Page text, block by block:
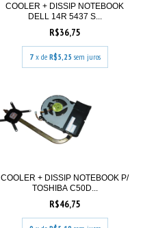
COOLER + DISSIP NOTEBOOK
DELL 14R 5437 S...
R$36,75
7 x de R$5,25 sem juros
COOLER + DISSIP NOTEBOOK P/
TOSHIBA C50D...
R$46,75